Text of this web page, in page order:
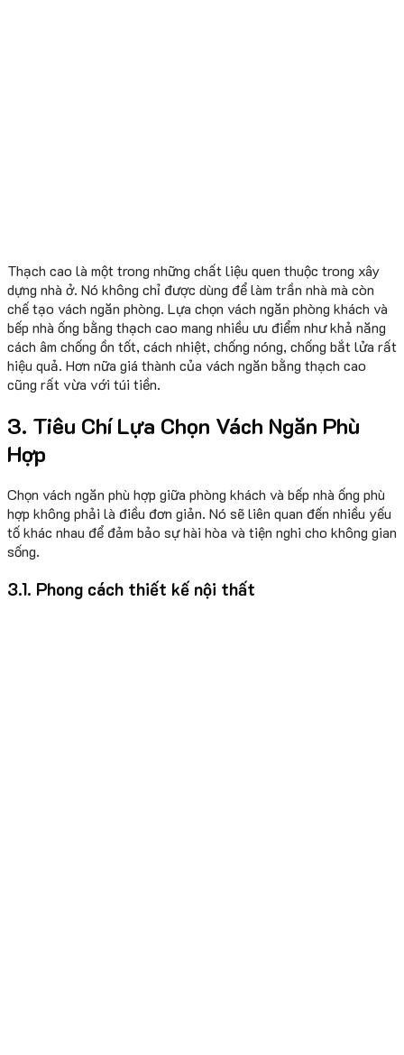
Thạch cao là một trong những chất liệu quen thuộc trong xây
dựng nhà ở. Nó không chỉ được dùng để làm trần nhà mà còn
chế tạo vách ngăn phòng. Lựa chọn vách ngăn phòng khách và
bếp nhà ống bằng thạch cao mang nhiều ưu điểm như khả năng
cách âm chống ồn tốt, cách nhiệt, chống nóng, chống bắt lửa rất
hiệu quả. Hơn nữa giá thành của vách ngăn bằng thạch cao
cũng rất vừa với túi tiền.
3. Tiêu Chí Lựa Chọn Vách Ngăn Phù
Hợp
Chọn vách ngăn phù hợp giữa phòng khách và bếp nhà ống phù
hợp không phải là điều đơn giản. Nó sẽ liên quan đến nhiều yếu
tố khác nhau để đảm bảo sự hài hòa và tiện nghi cho không gian
sống.
3.1. Phong cách thiết kế nội thất